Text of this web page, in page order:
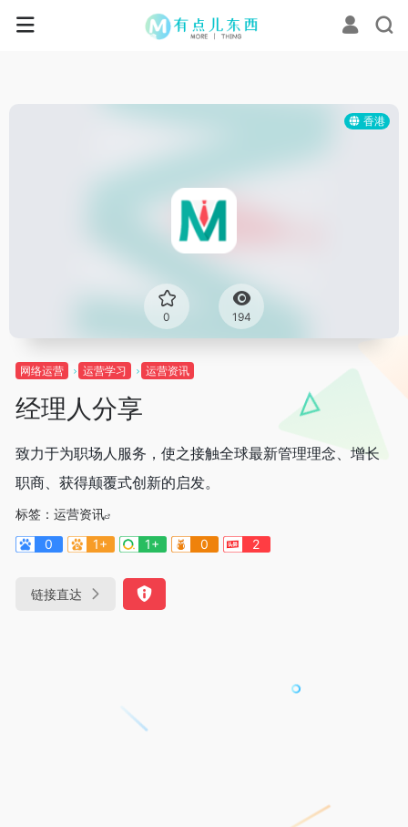
香港
0 194
网络运营 运营学习 运营资讯
经理人分享
致力于为职场人服务，使之接触全球最新管理理念、增长
职商、获得颠覆式创新的启发。
标签： 运营资讯
0
1+ 1+ 0 2
链接直达